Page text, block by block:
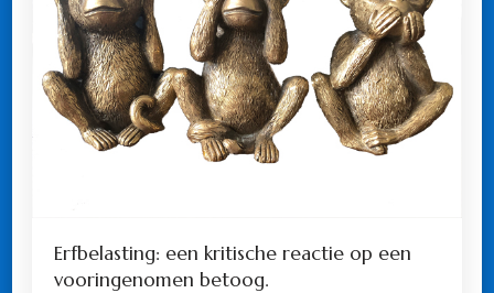
Erfbelasting: een kritische reactie op een
vooringenomen betoog.